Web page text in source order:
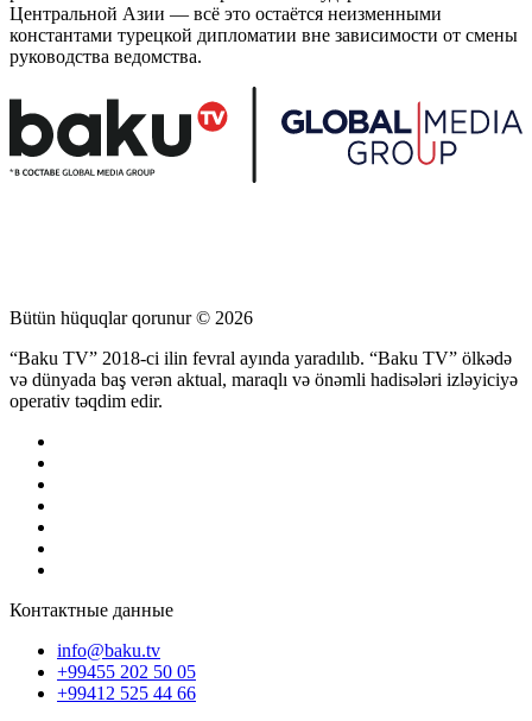
Центральной Азии — всё это остаётся неизменными
константами турецкой дипломатии вне зависимости от смены
руководства ведомства.
Bütün hüquqlar qorunur © 2026
“Baku TV” 2018-ci ilin fevral ayında yaradılıb. “Baku TV” ölkədə
və dünyada baş verən aktual, maraqlı və önəmli hadisələri izləyiciyə
operativ təqdim edir.
Контактные данные
info@baku.tv
+99455 202 50 05
+99412 525 44 66